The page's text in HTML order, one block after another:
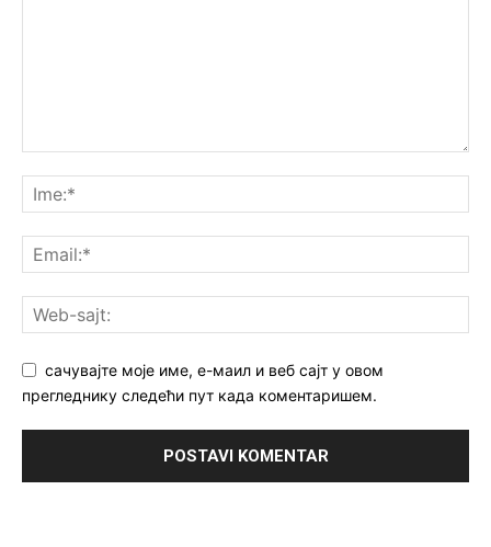
сачувајте моје име, е-маил и веб сајт у овом
прегледнику следећи пут када коментаришем.